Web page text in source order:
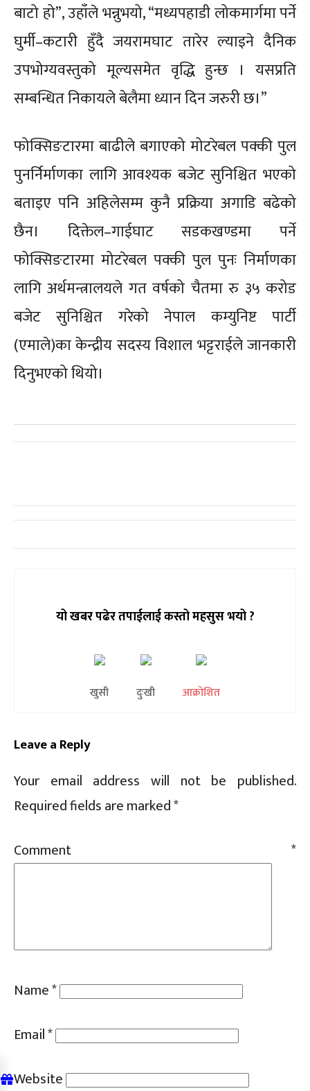
बाटो हो”, उहाँले भन्नुभयो, “मध्यपहाडी लोकमार्गमा पर्ने
घुर्मी–कटारी हुँदै जयरामघाट तारेर ल्याइने दैनिक
उपभोग्यवस्तुको मूल्यसमेत वृद्धि हुन्छ । यसप्रति
सम्बन्धित निकायले बेलैमा ध्यान दिन जरुरी छ।”
फोक्सिङटारमा बाढीले बगाएको मोटरेबल पक्की पुल
पुनर्निर्माणका लागि आवश्यक बजेट सुनिश्चित भएको
बताइए पनि अहिलेसम्म कुनै प्रक्रिया अगाडि बढेको
छैन। दिक्तेल–गाईघाट सडकखण्डमा पर्ने
फोक्सिङटारमा मोटरेबल पक्की पुल पुनः निर्माणका
लागि अर्थमन्त्रालयले गत वर्षको चैतमा रु ३५ करोड
बजेट सुनिश्चित गरेको नेपाल कम्युनिष्ट पार्टी
(एमाले)का केन्द्रीय सदस्य विशाल भट्टराईले जानकारी
दिनुभएको थियो।
यो खबर पढेर तपाईलाई कस्तो महसुस भयो ?
खुसी दुःखी आक्रोशित
Leave a Reply
Your email address will not be published.
Required fields are marked*
Comment *
Name*
Email*
Website